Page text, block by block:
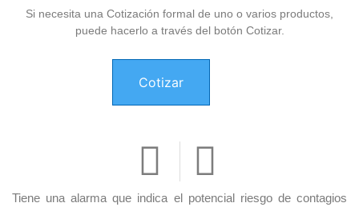
Si necesita una Cotización formal de uno o varios productos,
puede hacerlo a través del botón Cotizar.
Cotizar
Tiene una alarma que indica el potencial riesgo de contagios